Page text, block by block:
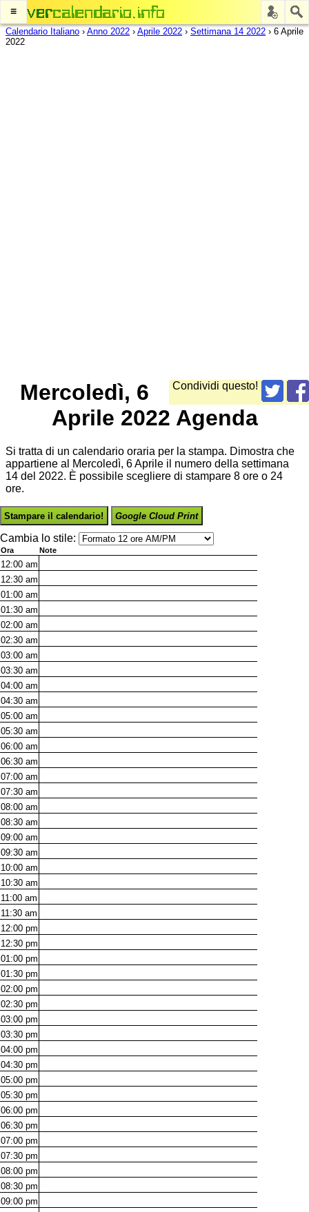
≡
Calendario Italiano › Anno 2022 › Aprile 2022 › Settimana 14 2022 › 6 Aprile
2022
Condividi questo!
Mercoledì, 6
Aprile 2022 Agenda
Si tratta di un calendario oraria per la stampa. Dimostra che
appartiene al Mercoledì, 6 Aprile il numero della settimana
14 del 2022. È possibile scegliere di stampare 8 ore o 24
ore.
Stampare il calendario! Google Cloud Print
Cambia lo stile:
Ora Note
12:00 am
12:30 am
01:00 am
01:30 am
02:00 am
02:30 am
03:00 am
03:30 am
04:00 am
04:30 am
05:00 am
05:30 am
06:00 am
06:30 am
07:00 am
07:30 am
08:00 am
08:30 am
09:00 am
09:30 am
10:00 am
10:30 am
11:00 am
11:30 am
12:00 pm
12:30 pm
01:00 pm
01:30 pm
02:00 pm
02:30 pm
03:00 pm
03:30 pm
04:00 pm
04:30 pm
05:00 pm
05:30 pm
06:00 pm
06:30 pm
07:00 pm
07:30 pm
08:00 pm
08:30 pm
09:00 pm